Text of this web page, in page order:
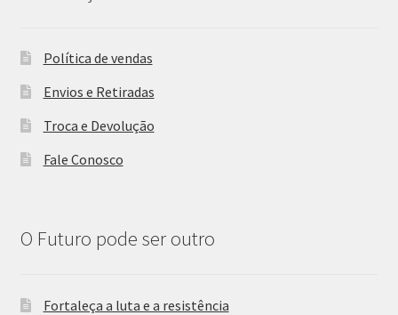
Política de vendas
Envios e Retiradas
Troca e Devolução
Fale Conosco
O Futuro pode ser outro
Fortaleça a luta e a resistência